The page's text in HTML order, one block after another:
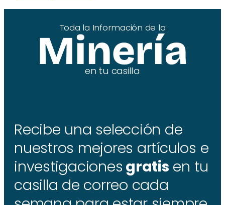
Toda la Información de la
Minería
en tu casilla
Recibe una selección de
nuestros mejores artículos e
investigaciones gratis en tu
casilla de correo cada